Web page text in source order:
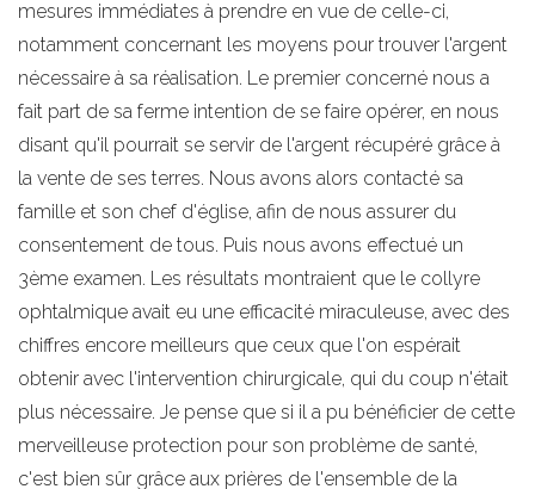
mesures immédiates à prendre en vue de celle-ci,
notamment concernant les moyens pour trouver l'argent
nécessaire à sa réalisation. Le premier concerné nous a
fait part de sa ferme intention de se faire opérer, en nous
disant qu'il pourrait se servir de l'argent récupéré grâce à
la vente de ses terres. Nous avons alors contacté sa
famille et son chef d'église, afin de nous assurer du
consentement de tous. Puis nous avons effectué un
3ème examen. Les résultats montraient que le collyre
ophtalmique avait eu une efficacité miraculeuse, avec des
chiffres encore meilleurs que ceux que l'on espérait
obtenir avec l'intervention chirurgicale, qui du coup n'était
plus nécessaire. Je pense que si il a pu bénéficier de cette
merveilleuse protection pour son problème de santé,
c'est bien sûr grâce aux prières de l'ensemble de la